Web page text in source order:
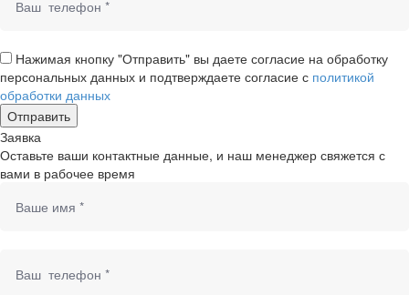
Нажимая кнопку "Отправить" вы даете согласие на обработку
персональных данных и подтверждаете согласие с политикой
обработки данных
Заявка
Оставьте ваши контактные данные, и наш менеджер свяжется с
вами в рабочее время